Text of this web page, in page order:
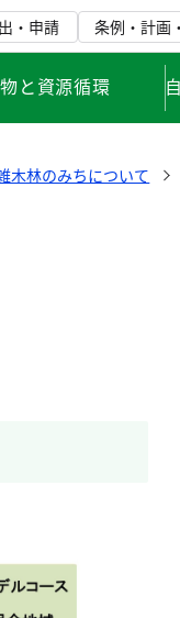
・申請 条例・計画
と資源循環
木林のみちについて